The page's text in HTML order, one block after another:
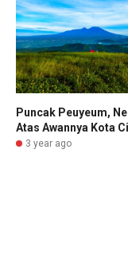
Puncak Peuyeum,
Atas Awannya Kota
3 year ago